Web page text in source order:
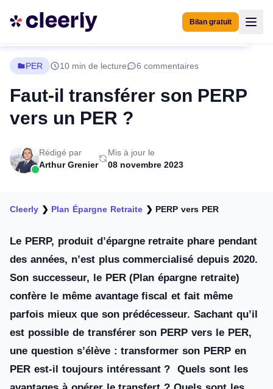
Bilan gratuit
PER 10 min de lecture 6 commentaires
Faut-il transférer son PERP
vers un PER ?
Rédigé par
Arthur Grenier
Mis à jour le
08 novembre 2023
Cleerly ❯ Plan Épargne Retraite❯ PERP vers PER
Le PERP, produit d’épargne retraite phare pendant
des années, n’est plus commercialisé depuis 2020.
Son successeur, le PER (Plan épargne retraite)
confère le même avantage fiscal et fait même
parfois mieux que son prédécesseur. Sachant qu’il
est possible de transférer son PERP vers le PER,
une question s’élève : transformer son PERP en
PER est-il toujours intéressant ? Quels sont les